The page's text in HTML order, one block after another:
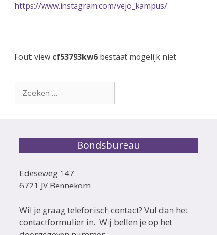
https://www.instagram.com/vejo_kampus/
Fout: view cf53793kw6 bestaat mogelijk niet
Zoek
naar:
Bondsbureau
Edeseweg 147
6721 JV Bennekom
Wil je graag telefonisch contact? Vul dan het
contactformulier in. Wij bellen je op het